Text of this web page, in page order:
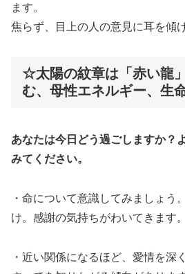
ます。
焦らず、目上の人の意見に耳を傾
☆太陽の紋章は「赤い龍
む、母性エネルギー、生
あなたは今日どう過ごしますか？
みてください。
・命について意識してみましょう
け。感謝の気持ちがわいてきます。
・近い関係になるほど、愛情を深